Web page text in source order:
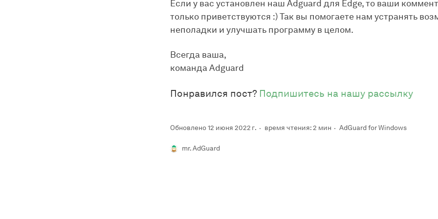
Если у вас установлен наш Adguard для Edge, то ваши
только приветствуются :) Так вы помогаете нам устранять
неполадки и улучшать программу в целом.
Всегда ваша,
команда Adguard
Понравился пост? Подпишитесь на нашу рассылку
Обновлено 12 июня 2022 г. время чтения: 2 мин AdGuard for Windows
mr. AdGuard